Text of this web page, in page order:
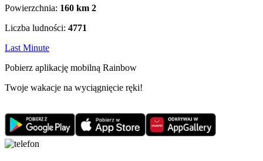
Powierzchnia: 160 km 2
Liczba ludności: 4771
Last Minute
Pobierz aplikację mobilną Rainbow
Twoje wakacje na wyciągnięcie ręki!